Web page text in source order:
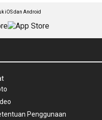
iOS dan Android
Penggunaan